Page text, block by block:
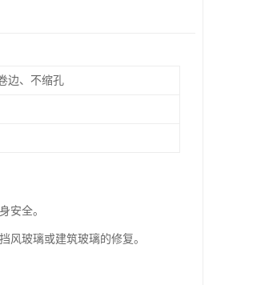
边、不缩孔
安全。
风玻璃或建筑玻璃的修复。